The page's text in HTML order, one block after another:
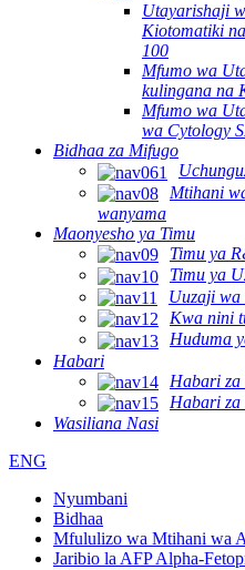
Utayarishaji
Kiotomatiki
100
Mfumo wa
kulingana na
Mfumo wa
wa Cytology
Bidhaa za Mifugo
Mtihani
wanyama
Maonyesho ya Timu
Timu ya
Timu ya
Uuzaji wa
Kwa nini
Huduma
Habari
Habari za
Habari za
Wasiliana Nasi
ENG
Nyumbani
Bidhaa
Mfululizo wa Mtihani wa
Jaribio la AFP Alpha-